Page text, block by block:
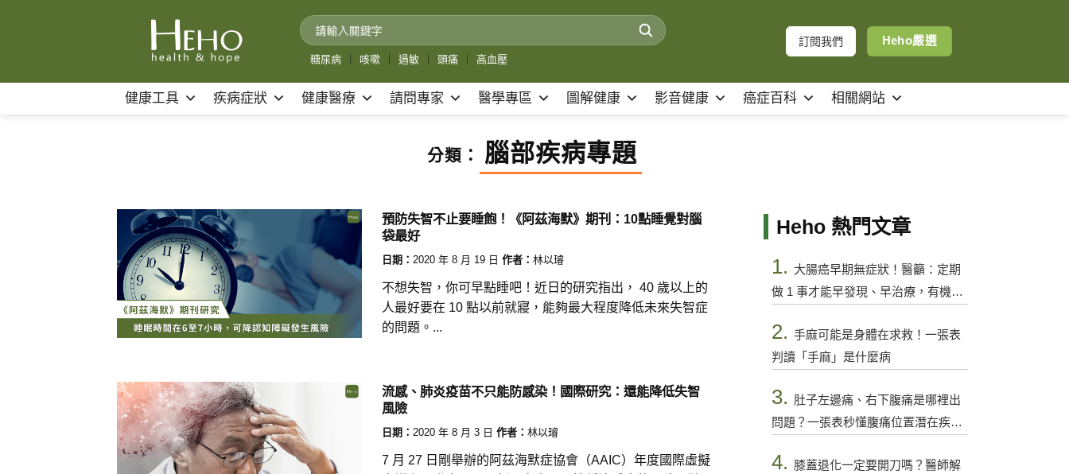
糖尿病 咳嗽 過敏 頭痛 高血壓
訂閱我們 Heho嚴選
健康工具 疾病症狀 健康醫療 請問專家 醫學專區 圖解健康 影音健康 癌症百科 相關網站
分類： 腦部疾病專題
預防失智不止要睡飽！《阿茲海默》期刊：10點睡覺對腦
袋最好
日期： 2020 年 8 月 19 日 作者： 林以璿
不想失智，你可早點睡吧！近日的研究指出， 40 歲以上的
人最好要在 10 點以前就寢，能夠最大程度降低未來失智症
的問題。...
流感、肺炎疫苗不只能防感染！國際研究：還能降低失智
風險
日期： 2020 年 8 月 3 日 作者： 林以璿
7 月 27 日剛舉辦的阿茲海默症協會（AAIC）年度國際虛擬
Heho 熱門文章
1. 大腸癌早期無症狀！醫籲：定期
做 1 事才能早發現、早治療，有機會
2. 手麻可能是身體在求救！一張表
判讀「手麻」是什麼病
3. 肚子左邊痛、右下腹痛是哪裡出
問題？一張表秒懂腹痛位置潛在疾病
4. 膝蓋退化一定要開刀嗎？醫師解